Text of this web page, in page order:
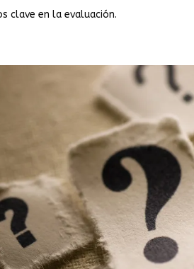
clave en la evaluación.